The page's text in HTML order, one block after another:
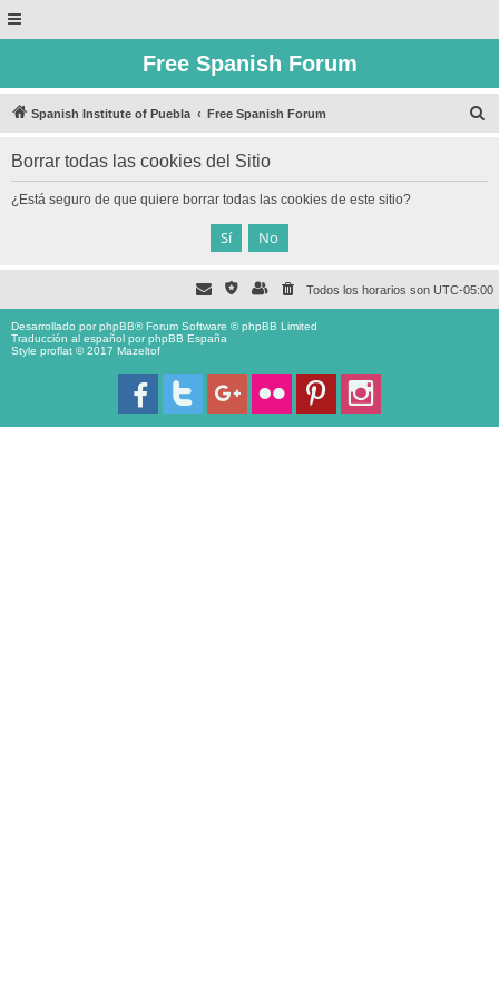
Free Spanish Forum
Spanish Institute of Puebla Free Spanish Forum
Borrar todas las cookies del Sitio
¿Está seguro de que quiere borrar todas las cookies de este sitio?
Todos los horarios son UTC-05:00
Desarrollado porphpBB® Forum Software © phpBB Limited
Traducción al español porphpBB España
Style proflat © 2017 Mazeltof